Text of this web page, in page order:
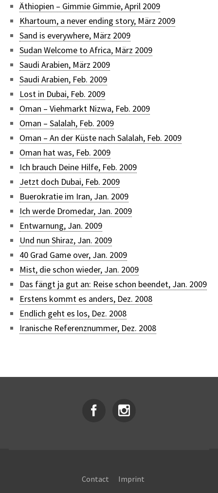
Äthiopien – Gimmie Gimmie, April 2009
Khartoum, a never ending story, März 2009
Sand is everywhere, März 2009
Sudan Welcome to Africa, März 2009
Saudi Arabien, März 2009
Saudi Arabien, Feb. 2009
Lost in Dubai, Feb. 2009
Oman – Viehmarkt Nizwa, Feb. 2009
Oman – Salalah, Feb. 2009
Oman – An der Küste nach Salalah, Feb. 2009
Oman hat was, Feb. 2009
Ich brauch Deine Hilfe, Feb. 2009
Jetzt doch Dubai, Feb. 2009
Buerokratie im Iran, Jan. 2009
Ich werde Dromedar, Jan. 2009
Entwarnung, Jan. 2009
Und nun Shiraz, Jan. 2009
40 Grad Game over, Jan. 2009
Mist, die schon wieder, Jan. 2009
Das fängt ja gut an: Reise schon beendet, Jan. 2009
Erstens kommt es anders, Dez. 2008
Endlich geht es los, Dez. 2008
Iranische Referenznummer, Dez. 2008
Contact Imprint